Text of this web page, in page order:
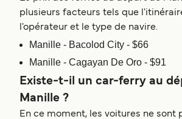
plusieurs facteurs tels que
l'opérateur et le type de navire.
Manille - Bacolod City - $66
Manille - Cagayan De Oro - $91
Existe-t-il un car-ferry au
Manille ?
En ce moment, les voitures ne sont